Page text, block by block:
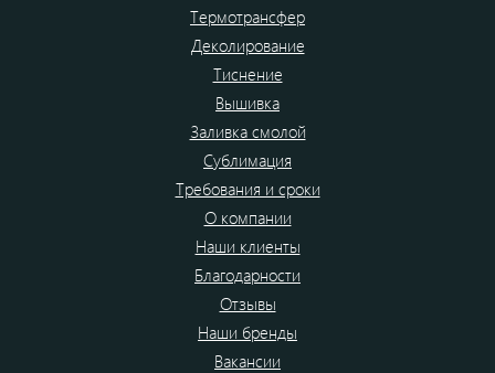
Термотрансфер
Деколирование
Тиснение
Вышивка
Заливка смолой
Сублимация
Требования и сроки
О компании
Наши клиенты
Благодарности
Отзывы
Наши бренды
Вакансии